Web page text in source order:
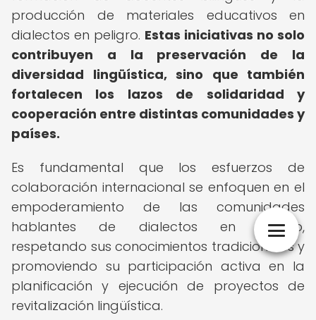
producción de materiales educativos en
dialectos en peligro. Estas iniciativas no solo
contribuyen a la preservación de la
diversidad lingüística, sino que también
fortalecen los lazos de solidaridad y
cooperación entre distintas comunidades y
países.
Es fundamental que los esfuerzos de
colaboración internacional se enfoquen en el
empoderamiento de las comunidades
hablantes de dialectos en peligro,
respetando sus conocimientos tradicionales y
promoviendo su participación activa en la
planificación y ejecución de proyectos de
revitalización lingüística.